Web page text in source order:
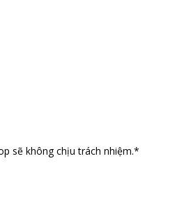
sẽ không chịu trách nhiệm.*